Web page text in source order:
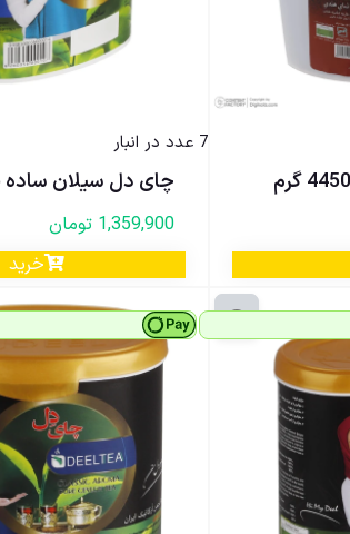
7 عدد در انبار
چای دل سیلان ساده 445 گرم
1,359,900 تومان
خرید